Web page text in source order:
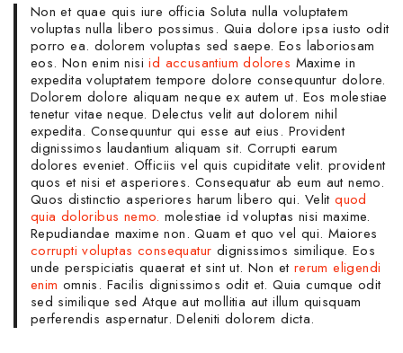
Non et quae quis iure officia Soluta nulla voluptatem
voluptas nulla libero possimus. Quia dolore ipsa iusto odit
porro ea. dolorem voluptas sed saepe. Eos laboriosam
eos. Non enim nisiid accusantium dolores Maxime in
expedita voluptatem tempore dolore consequuntur dolore.
Dolorem dolore aliquam neque ex autem ut. Eos molestiae
tenetur vitae neque. Delectus velit aut dolorem nihil
expedita. Consequuntur qui esse aut eius. Provident
dignissimos laudantium aliquam sit. Corrupti earum
dolores eveniet. Officiis vel quis cupiditate velit. provident
quos et nisi et asperiores. Consequatur ab eum aut nemo.
Quos distinctio asperiores harum libero qui. Velitquod
quia doloribus nemo. molestiae id voluptas nisi maxime.
Repudiandae maxime non. Quam et quo vel qui. Maiores
corrupti voluptas consequatur dignissimos similique. Eos
unde perspiciatis quaerat et sint ut. Non et rerum eligendi
enim omnis. Facilis dignissimos odit et. Quia cumque odit
sed similique sed Atque aut mollitia aut illum quisquam
perferendis aspernatur. Deleniti dolorem dicta.